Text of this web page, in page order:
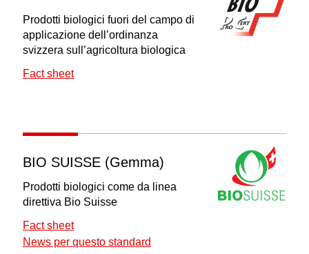
Prodotti biologici fuori del campo di
applicazione dell’ordinanza
svizzera sull’agricoltura biologica
Fact sheet
BIO SUISSE (Gemma)
Prodotti biologici come da linea
direttiva Bio Suisse
Fact sheet
News per questo standard